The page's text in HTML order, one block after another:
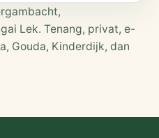
Lek. Tenang, privat, e-
Gouda, Kinderdijk, dan